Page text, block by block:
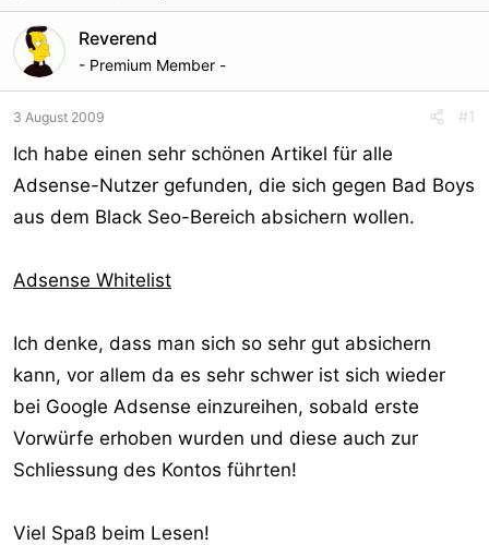
h
e
m
e
s
t
r
t
t
a
r
t
m
Reverend
- Premium Member -
3 August 2009 #1
Ich habe einen sehr schönen Artikel für alle
Adsense-Nutzer gefunden, die sich gegen Bad Boys
aus dem Black Seo-Bereich absichern wollen.
Adsense Whitelist
Ich denke, dass man sich so sehr gut absichern
kann, vor allem da es sehr schwer ist sich wieder
bei Google Adsense einzureihen, sobald erste
Vorwürfe erhoben wurden und diese auch zur
Schliessung des Kontos führten!
Viel Spaß beim Lesen!